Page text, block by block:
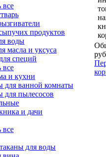
все
продуктов
воды
масла и уксуса
специй
все
и кухни
для ванной комнаты
для пылесосов
и дачи
все
для воды